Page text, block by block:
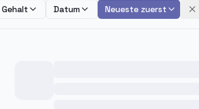
Gehalt Datum Neueste zuerst